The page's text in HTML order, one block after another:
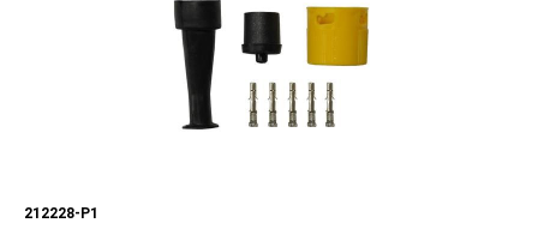
212228-P1